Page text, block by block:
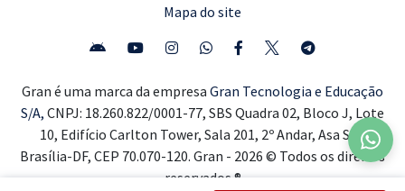
Mapa do site
Gran é uma marca da empresa Gran Tecnologia e Educação
S/A, CNPJ: 18.260.822/0001-77, SBS Quadra 02, Bloco J, Lote
10, Edifício Carlton Tower, Sala 201, 2º Andar, Asa Sul,
Brasília-DF, CEP 70.070-120. Gran - 2026 © Todos os direitos
reservados ®